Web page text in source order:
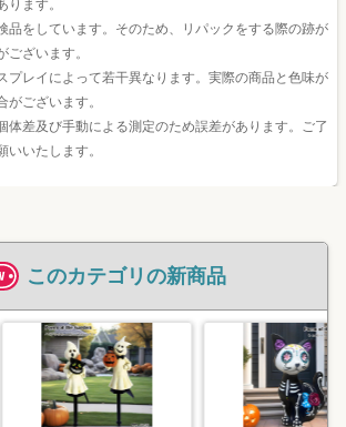
ります。
品をしています。そのため、リパックをする際の跡が
ございます。
プレイによって若干異なります。実際の商品と色味が
がございます。
体差及び手動による測定のため誤差があります。ご了
いいたします。
このカテゴリの新商品
犬 ドッ
ロウィン
ーデン
ーナメン
キシコ